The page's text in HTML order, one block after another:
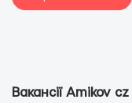
Вакансії Amikov cz